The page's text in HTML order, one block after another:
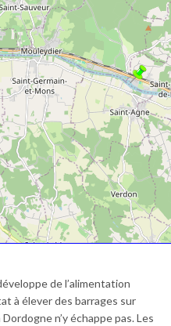
de l’alimentation
à élever des barrages sur
n’y échappe pas. Les